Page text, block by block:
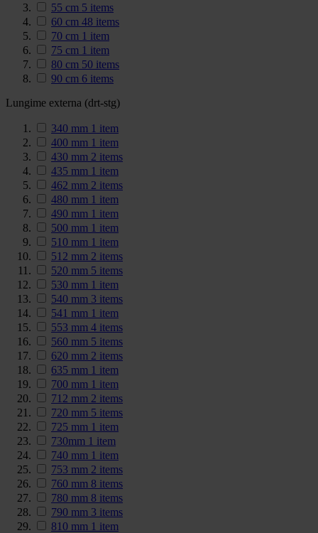
55 cm 5 items
60 cm 48 items
70 cm 1 item
75 cm 1 item
80 cm 50 items
90 cm 6 items
Lungime externa (drt-stg)
340 mm 1 item
400 mm 1 item
430 mm 2 items
435 mm 1 item
462 mm 2 items
480 mm 1 item
490 mm 1 item
500 mm 1 item
510 mm 1 item
512 mm 2 items
520 mm 5 items
530 mm 1 item
540 mm 3 items
541 mm 1 item
553 mm 4 items
560 mm 5 items
620 mm 2 items
635 mm 1 item
700 mm 1 item
712 mm 2 items
720 mm 5 items
725 mm 1 item
730mm 1 item
740 mm 1 item
753 mm 2 items
760 mm 8 items
780 mm 8 items
790 mm 3 items
810 mm 1 item